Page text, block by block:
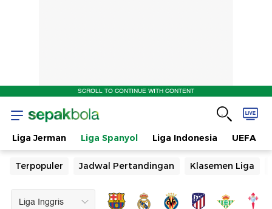
SCROLL TO CONTINUE WITH CONTENT
Liga Jerman Liga Spanyol Liga Indonesia UEFA
Terpopuler Jadwal Pertandingan Klasemen Liga